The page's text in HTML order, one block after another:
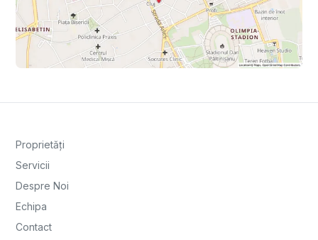
Proprietăți
Servicii
Despre Noi
Echipa
Contact